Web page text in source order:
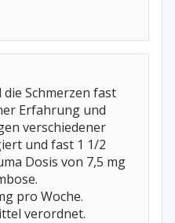
Schmerzen fast
Erfahrung und
verschiedener
und fast 1 1/2
Dosis von 7,5 mg
pro Woche.
verordnet.